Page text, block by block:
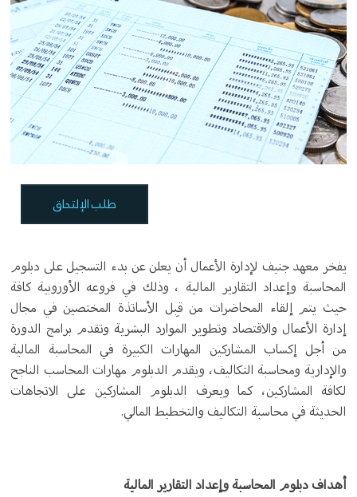
طلب الإلتحاق
يفخر معهد جنيف لإدارة الأعمال أن يعلن عن بدء التسجيل على دبلوم
المحاسبة وإعداد التقارير المالية ، وذلك في فروعه الأوروبية كافة
حيث يتم إلقاء المحاضرات من قِبل الأساتذة المختصين في مجال
إدارة الأعمال والاقتصاد وتطوير الموارد البشرية وتقدم برامج الدورة
من أجل إكساب المشاركين المهارات الكبيرة في المحاسبة المالية
والإدارية ومحاسبة التكاليف، ويقدم الدبلوم مهارات المحاسب الناجح
لكافة المشاركين، كما ويعرف الدبلوم المشاركين على الاتجاهات
الحديثة في محاسبة التكاليف والتخطيط المالي.
أهداف دبلوم المحاسبة وإعداد التقارير المالية